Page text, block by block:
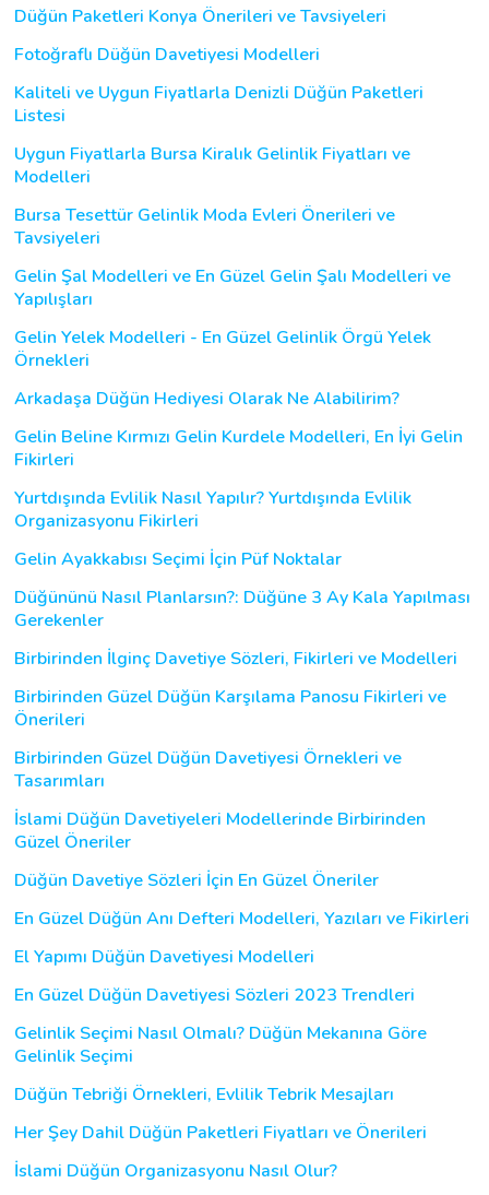
Düğün Paketleri Konya Önerileri ve Tavsiyeleri
Fotoğraflı Düğün Davetiyesi Modelleri
Kaliteli ve Uygun Fiyatlarla Denizli Düğün Paketleri
Listesi
Uygun Fiyatlarla Bursa Kiralık Gelinlik Fiyatları ve
Modelleri
Bursa Tesettür Gelinlik Moda Evleri Önerileri ve
Tavsiyeleri
Gelin Şal Modelleri ve En Güzel Gelin Şalı Modelleri ve
Yapılışları
Gelin Yelek Modelleri - En Güzel Gelinlik Örgü Yelek
Örnekleri
Arkadaşa Düğün Hediyesi Olarak Ne Alabilirim?
Gelin Beline Kırmızı Gelin Kurdele Modelleri, En İyi Gelin
Fikirleri
Yurtdışında Evlilik Nasıl Yapılır? Yurtdışında Evlilik
Organizasyonu Fikirleri
Gelin Ayakkabısı Seçimi İçin Püf Noktalar
Düğününü Nasıl Planlarsın?: Düğüne 3 Ay Kala Yapılması
Gerekenler
Birbirinden İlginç Davetiye Sözleri, Fikirleri ve Modelleri
Birbirinden Güzel Düğün Karşılama Panosu Fikirleri ve
Önerileri
Birbirinden Güzel Düğün Davetiyesi Örnekleri ve
Tasarımları
İslami Düğün Davetiyeleri Modellerinde Birbirinden
Güzel Öneriler
Düğün Davetiye Sözleri İçin En Güzel Öneriler
En Güzel Düğün Anı Defteri Modelleri, Yazıları ve Fikirleri
El Yapımı Düğün Davetiyesi Modelleri
En Güzel Düğün Davetiyesi Sözleri 2023 Trendleri
Gelinlik Seçimi Nasıl Olmalı? Düğün Mekanına Göre
Gelinlik Seçimi
Düğün Tebriği Örnekleri, Evlilik Tebrik Mesajları
Her Şey Dahil Düğün Paketleri Fiyatları ve Önerileri
İslami Düğün Organizasyonu Nasıl Olur?